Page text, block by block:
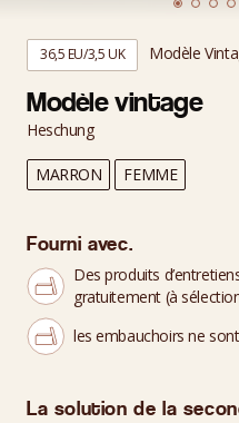
36,5 EU/3,5 UK Modèle
Modèle vintage
Heschung
MARRON FEMME
Fourni avec.
Des produits
gratuitement (à
les embauchoirs ne
La solution de la